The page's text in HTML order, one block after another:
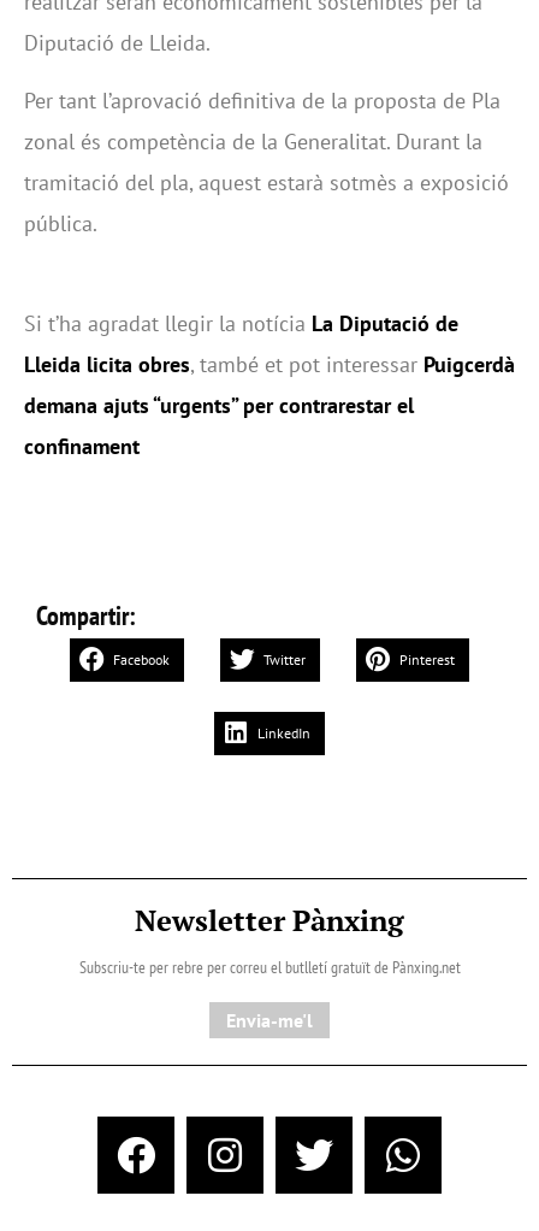
Diputació de Lleida.
Per tant l’aprovació definitiva de la proposta de Pla
zonal és competència de la Generalitat. Durant la
tramitació del pla, aquest estarà sotmès a exposició
pública.
Si t’ha agradat llegir la notícia La Diputació de
Lleida licita obres, també et pot interessar Puigcerdà
demana ajuts “urgents” per contrarestar el
confinament
Compartir:
Facebook Twitter Pinterest
LinkedIn
Newsletter Pànxing
Subscriu-te per rebre per correu el butlletí gratuït de Pànxing.net​
Envia-me'l